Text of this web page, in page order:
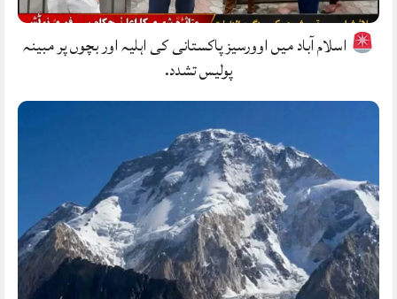
اسلام آباد میں اوورسیز پاکستانی کی اہلیہ اور بچوں پر مبینہ
پولیس تشدد.